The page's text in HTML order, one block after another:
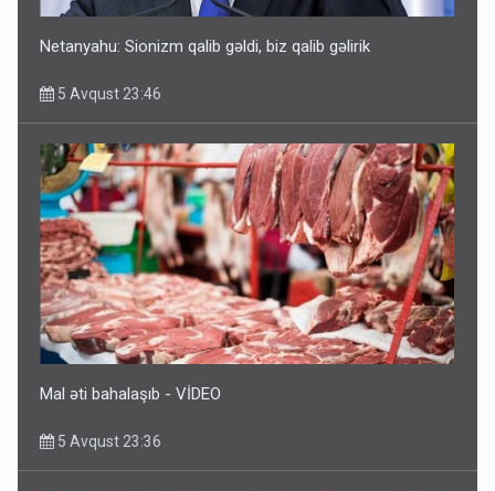
Rusiya azərbaycanlı diasporun obyektini məhv etdi -
FOTOLAR
5 Avqust 10:58
Netanyahu: Sionizm qalib gəldi, biz qalib gəlirik
5 Avqust 23:46
Mal əti bahalaşıb - VİDEO
5 Avqust 23:36